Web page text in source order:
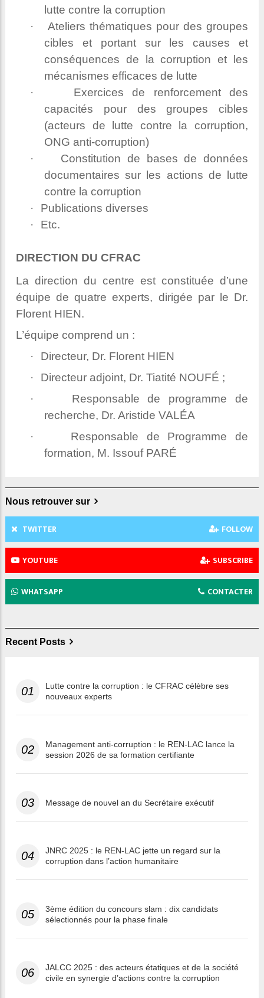
lutte contre la corruption
·
Ateliers thématiques pour des groupes
cibles et portant sur les causes et
conséquences de la corruption et les
mécanismes efficaces de lutte
·
Exercices de renforcement des
capacités pour des groupes cibles
(acteurs de lutte contre la corruption,
ONG anti-corruption)
·
Constitution de bases de données
documentaires sur les actions de lutte
contre la corruption
·
Publications diverses
·
Etc.
DIRECTION DU CFRAC
La direction du centre est constituée d’une
équipe de quatre experts, dirigée par le Dr.
Florent HIEN.
L’équipe comprend un :
·
Directeur, Dr. Florent HIEN
·
Directeur adjoint, Dr. Tiatité NOUFÉ ;
·
Responsable de programme de
recherche, Dr. Aristide VALÉA
·
Responsable de Programme de
formation, M. Issouf PARÉ
Nous retrouver sur
TWITTER FOLLOW
YOUTUBE SUBSCRIBE
WHATSAPP CONTACTER
Recent Posts
01
Lutte contre la corruption : le CFRAC célèbre ses
nouveaux experts
02
Management anti-corruption : le REN-LAC lance la
session 2026 de sa formation certifiante
03 Message de nouvel an du Secrétaire exécutif
04
JNRC 2025 : le REN-LAC jette un regard sur la
corruption dans l’action humanitaire
05
3ème édition du concours slam : dix candidats
sélectionnés pour la phase finale
06
JALCC 2025 : des acteurs étatiques et de la société
civile en synergie d’actions contre la corruption